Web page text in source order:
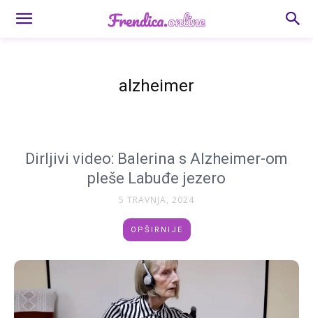
alzheimer
Dirljivi video: Balerina s Alzheimer-om
pleše Labuđe jezero
5 TRAVNJA, 2024
OPŠIRNIJE